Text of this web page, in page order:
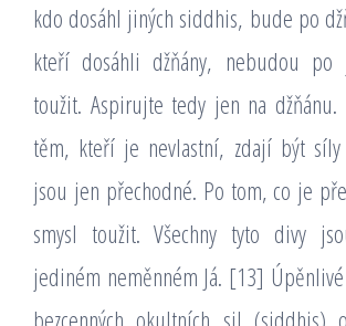
kdo dosáhl jiných siddhis, bude po
kteří dosáhli džňány, nebudou po
toužit. Aspirujte tedy jen na
těm, kteří je nevlastní, zdají být síly
jsou jen přechodné. Po tom, co je
smysl toužit. Všechny tyto divy
jediném neměnném Já. [13]
bezcenných okultních sil (siddhis)